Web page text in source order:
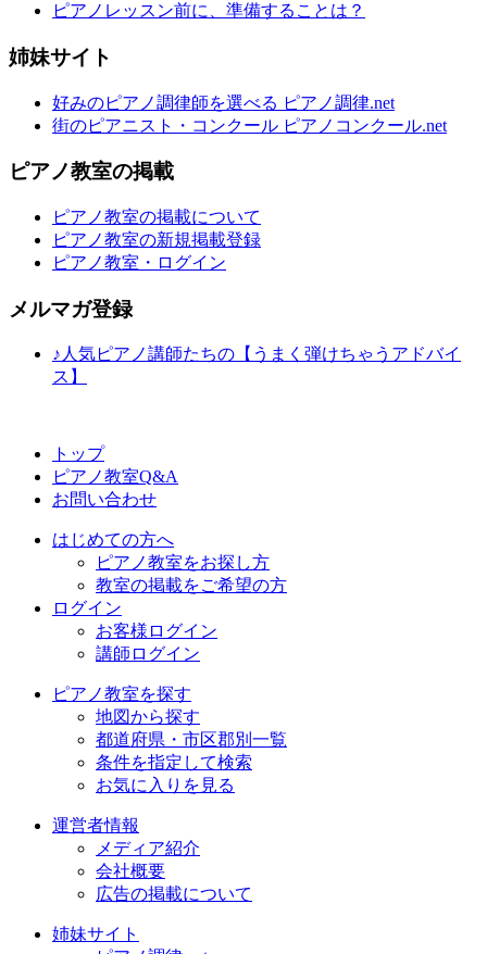
ピアノレッスン前に、準備することは？
姉妹サイト
好みのピアノ調律師を選べる ピアノ調律.net
街のピアニスト・コンクール ピアノコンクール.net
ピアノ教室の掲載
ピアノ教室の掲載について
ピアノ教室の新規掲載登録
ピアノ教室・ログイン
メルマガ登録
♪人気ピアノ講師たちの【うまく弾けちゃうアドバイ
ス】
トップ
ピアノ教室Q&A
お問い合わせ
はじめての方へ
ピアノ教室をお探し方
教室の掲載をご希望の方
ログイン
お客様ログイン
講師ログイン
ピアノ教室を探す
地図から探す
都道府県・市区郡別一覧
条件を指定して検索
お気に入りを見る
運営者情報
メディア紹介
会社概要
広告の掲載について
姉妹サイト